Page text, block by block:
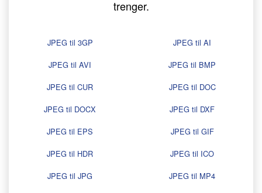
trenger.
JPEG til 3GP
JPEG til AI
JPEG til AVI
JPEG til BMP
JPEG til CUR
JPEG til DOC
JPEG til DOCX
JPEG til DXF
JPEG til EPS
JPEG til GIF
JPEG til HDR
JPEG til ICO
JPEG til JPG
JPEG til MP4